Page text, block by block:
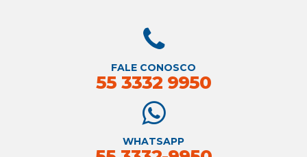
FALE CONOSCO
55 3332 9950
WHATSAPP